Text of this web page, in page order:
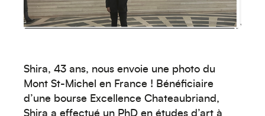
Shira, 43 ans, nous envoie une photo du
Mont St-Michel en France ! Bénéficiaire
d’une bourse Excellence Chateaubriand,
Shira a effectué un PhD en études d’art à